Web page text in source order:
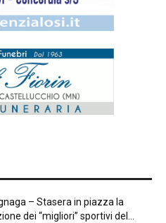
– Stasera in piazza la
dei “migliori” sportivi del...